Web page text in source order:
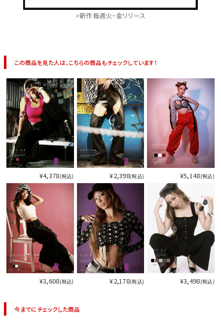
>新作毎週火・金リリース
この商品を見た人は、こちらの商品もチェックしています！
¥4,378(税込) ¥2,398(税込) ¥5,148(税込)
¥3,608(税込) ¥2,178(税込) ¥3,498(税込)
今までにチェックした商品